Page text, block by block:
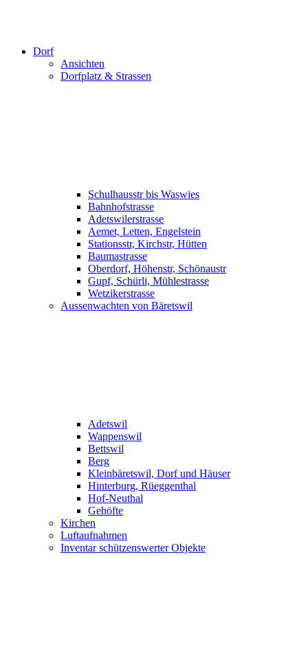
Dorf
Ansichten
Dorfplatz & Strassen
Schulhausstr bis Waswies
Bahnhofstrasse
Adetswilerstrasse
Aemet, Letten, Engelstein
Stationsstr, Kirchstr, Hütten
Baumastrasse
Oberdorf, Höhenstr, Schönaustr
Gupf, Schürli, Mühlestrasse
Wetzikerstrasse
Aussenwachten von Bäretswil
Adetswil
Wappenswil
Bettswil
Berg
Kleinbäretswil, Dorf und Häuser
Hinterburg, Rüeggenthal
Hof-Neuthal
Gehöfte
Kirchen
Luftaufnahmen
Inventar schützenswerter Objekte